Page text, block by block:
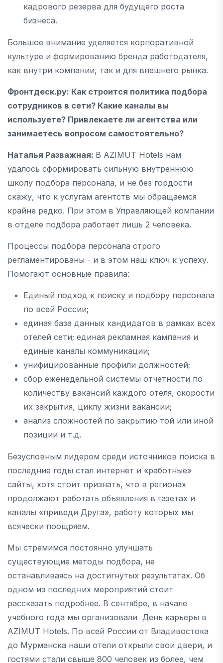
кадрового резерва для будущего роста
бизнеса.
Большое внимание уделяется корпоративной
культуре и формированию бренда работодателя,
как внутри компании, так и для внешнего рынка.
Фронтдеск.ру: Как строится политика подбора
сотрудников в сети? Какие каналы вы
используете? Привлекаете ли агентства или
занимаетесь вопросом самостоятельно?
Наталья Разважная: В AZIMUT Hotels нам
удалось сформировать сильную внутреннюю
школу подбора персонала, и не без гордости
скажу, что к услугам агентств мы обращаемся
крайне редко. При этом в Управляющей компании
в отделе подбора работает лишь 2 человека.
Процессы подбора персонала строго
регламентированы - и в этом наш ключ к успеху.
Помогают основные правила:
Единый подход к поиску и подбору персонала
по всей России;
единая база данных кандидатов в рамках всех
отелей сети; единая рекламная кампания и
единые каналы коммуникации;
унифицированные профили должностей;
сбор еженедельной системы отчетности по
количеству вакансий каждого отеля, скорости
их закрытия, циклу жизни вакансии;
анализ сложностей по закрытию той или иной
позиции и т.д.
Безусловным лидером среди источников поиска в
последние годы стал интернет и «работные»
сайты, хотя стоит признать, что в регионах
продолжают работать объявления в газетах и
каналы «приведи Друга», работу которых мы
всячески поощряем.
Мы стремимся постоянно улучшать
существующие методы подбора, не
останавливаясь на достигнутых результатах. Об
одном из последних мероприятий стоит
рассказать подробнее. В сентябре, в начале
учебного года мы организовали День карьеры в
AZIMUT Hotels. По всей России от Владивостока
до Мурманска наши отели открыли свои двери, и
гостями стали свыше 800 человек из более, чем